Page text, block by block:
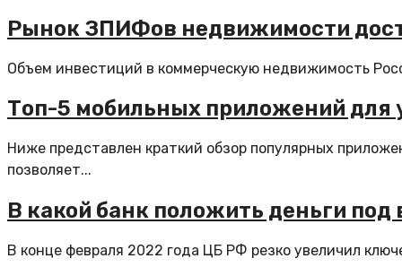
Рынок ЗПИФов недвижимости
Объем инвестиций в коммерческую недвижимость
Топ-5 мобильных приложений
Ниже представлен краткий обзор популярных
позволяет...
В какой банк положить деньги
В конце февраля 2022 года ЦБ РФ резко увеличил